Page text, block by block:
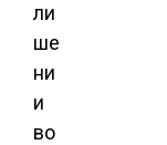
ли
ше
ни
и
во